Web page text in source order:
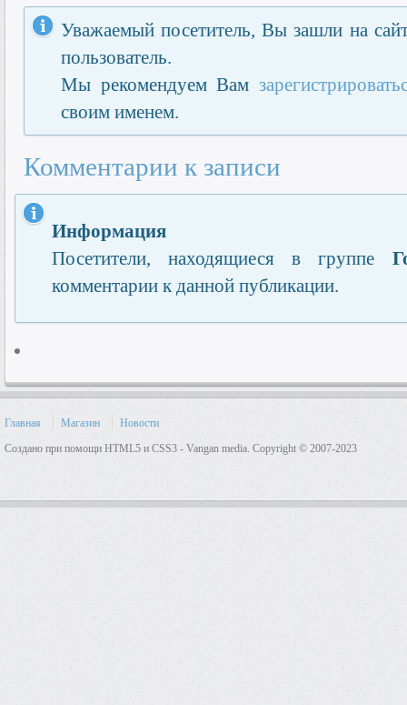
Уважаемый посетитель, Вы зашли на
пользователь.
Мы рекомендуем Вам
своим именем.
Комментарии к записи
Информация
Посетители, находящиеся в группе
комментарии к данной публикации.
Главная Магазин
Новости
Создано при помощи HTML5 и CSS3 - Vangan media. Copyright © 2007-2023